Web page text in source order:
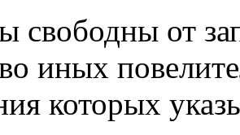
от
иных
которых